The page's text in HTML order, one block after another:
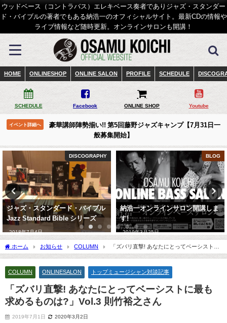
ウッドベース（コントラバス）エレキベース奏者でありジャズ・スタンダー
ド・バイブルの著者でもある納浩一のオフィシャルサイト。最新CDの情報や
ライブ情報など随時更新。オンラインサロンも開講！
HOME ONLINESHOP ONLINE SALON PROFILE SCHEDULE
SCHEDULE Facebook ONLINE SHOP Youtube
イベント詳細へ
豪華講師陣勢揃い!! 第5回藤野ジャズキャンプ【7月31日一
般募集開始】
DISCOGRAPHY
ジャズ・スタンダード・バイブル
Jazz Standard Bible シリーズ
2018年7月4日
BLOG
納浩一オンラインサロン開講しま
す!
2019年3月25日
ホーム お知らせ COLUMN
「ズバリ直撃! あなたにとってベーシストに
最も求めるものは?」Vol.3 則竹裕之さん
COLUMN ONLINESALON トップミュージシャン対談記事
「ズバリ直撃! あなたにとってベーシストに最も
求めるものは?」Vol.3 則竹裕之さん
2019年7月1日 2020年3月2日